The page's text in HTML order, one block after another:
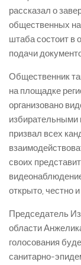
рассказал о
общественных
штаба состоит в
подачи
Общественник
на площадке
организовано
избирательными
призвал всех
своих
открыто, честно
Председатель
области
голосования
санитарно-